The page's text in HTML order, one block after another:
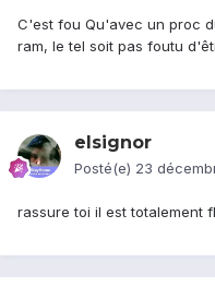
C'est fou Qu'avec un proc
ram, le tel soit pas foutu
elsignor
Posté(e) 23
rassure toi il est totalement